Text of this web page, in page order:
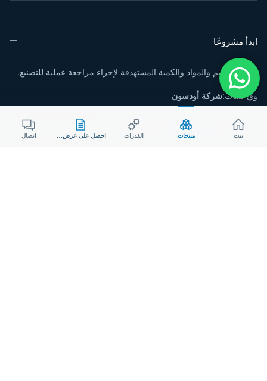
ابدأ مشروعًا
أرسل الرسم والمواد والكمية المستهدفة لإجراء مراجعة عملية للتصنيع.
وي تشات:شركة أودسون
البريد الإلكتروني: sales@aodson.com
بيت منتجات القدرات احصل على عرض سعر اتصال